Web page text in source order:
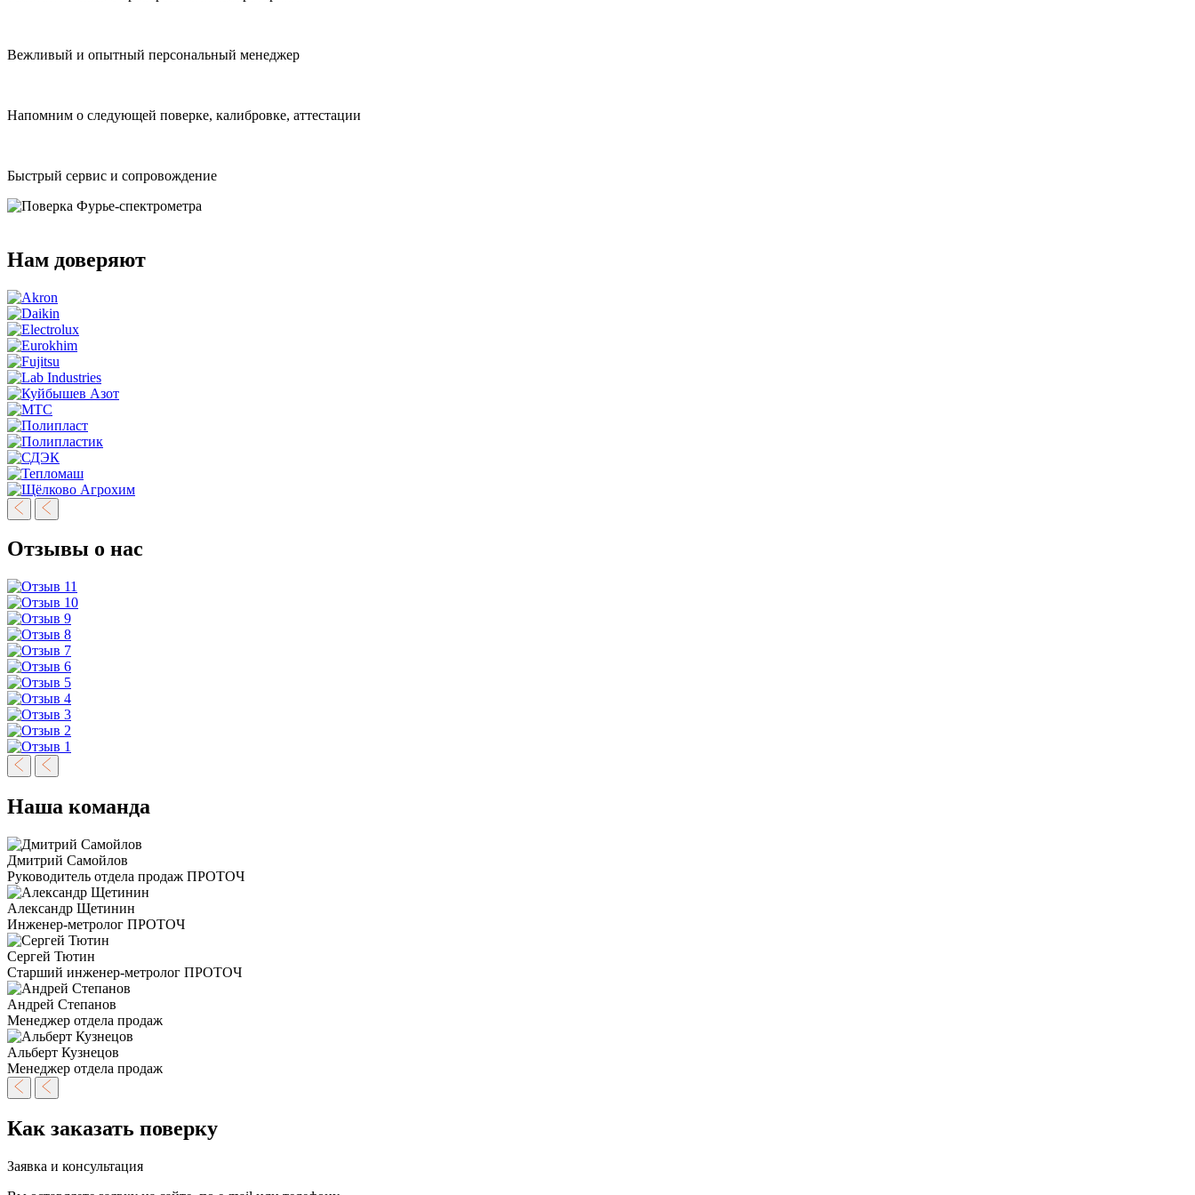
Вежливый и опытный персональный менеджер
Напомним о следующей поверке, калибровке, аттестации
Быстрый сервис и сопровождение
Нам доверяют
Отзывы о нас
Наша команда
Дмитрий Самойлов
Руководитель отдела продаж ПРОТОЧ
Александр Щетинин
Инженер-метролог ПРОТОЧ
Сергей Тютин
Старший инженер-метролог ПРОТОЧ
Андрей Степанов
Менеджер отдела продаж
Альберт Кузнецов
Менеджер отдела продаж
Как заказать поверку
Заявка и консультация